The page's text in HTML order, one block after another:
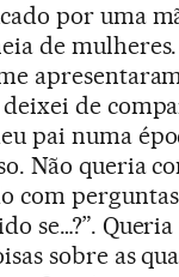
por uma
de
deixei de
pai numa
Não queria
com perguntas
se…?”.
sobre as